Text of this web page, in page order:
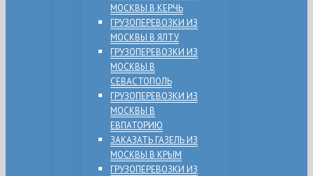
МОСКВЫ В КЕРЧЬ
ГРУЗОПЕРЕВОЗКИ ИЗ
МОСКВЫ В ЯЛТУ
ГРУЗОПЕРЕВОЗКИ ИЗ
МОСКВЫ В
СЕВАСТОПОЛЬ
ГРУЗОПЕРЕВОЗКИ ИЗ
МОСКВЫ В
ЕВПАТОРИЮ
ЗАКАЗАТЬ ГАЗЕЛЬ ИЗ
МОСКВЫ В КРЫМ
ГРУЗОПЕРЕВОЗКИ ИЗ